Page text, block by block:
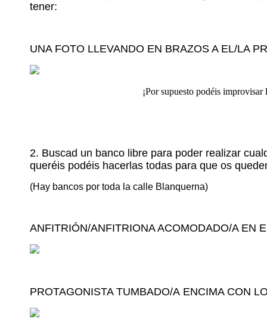
tener:
UNA FOTO LLEVANDO EN BRAZOS A EL/LA
¡Por supuesto podéis
2. Buscad un banco libre para poder realizar
queréis podéis hacerlas todas para que os
(Hay bancos por toda la calle Blanquerna)
ANFITRIÓN/ANFITRIONA ACOMODADO/A EN
PROTAGONISTA TUMBADO/A ENCIMA CON